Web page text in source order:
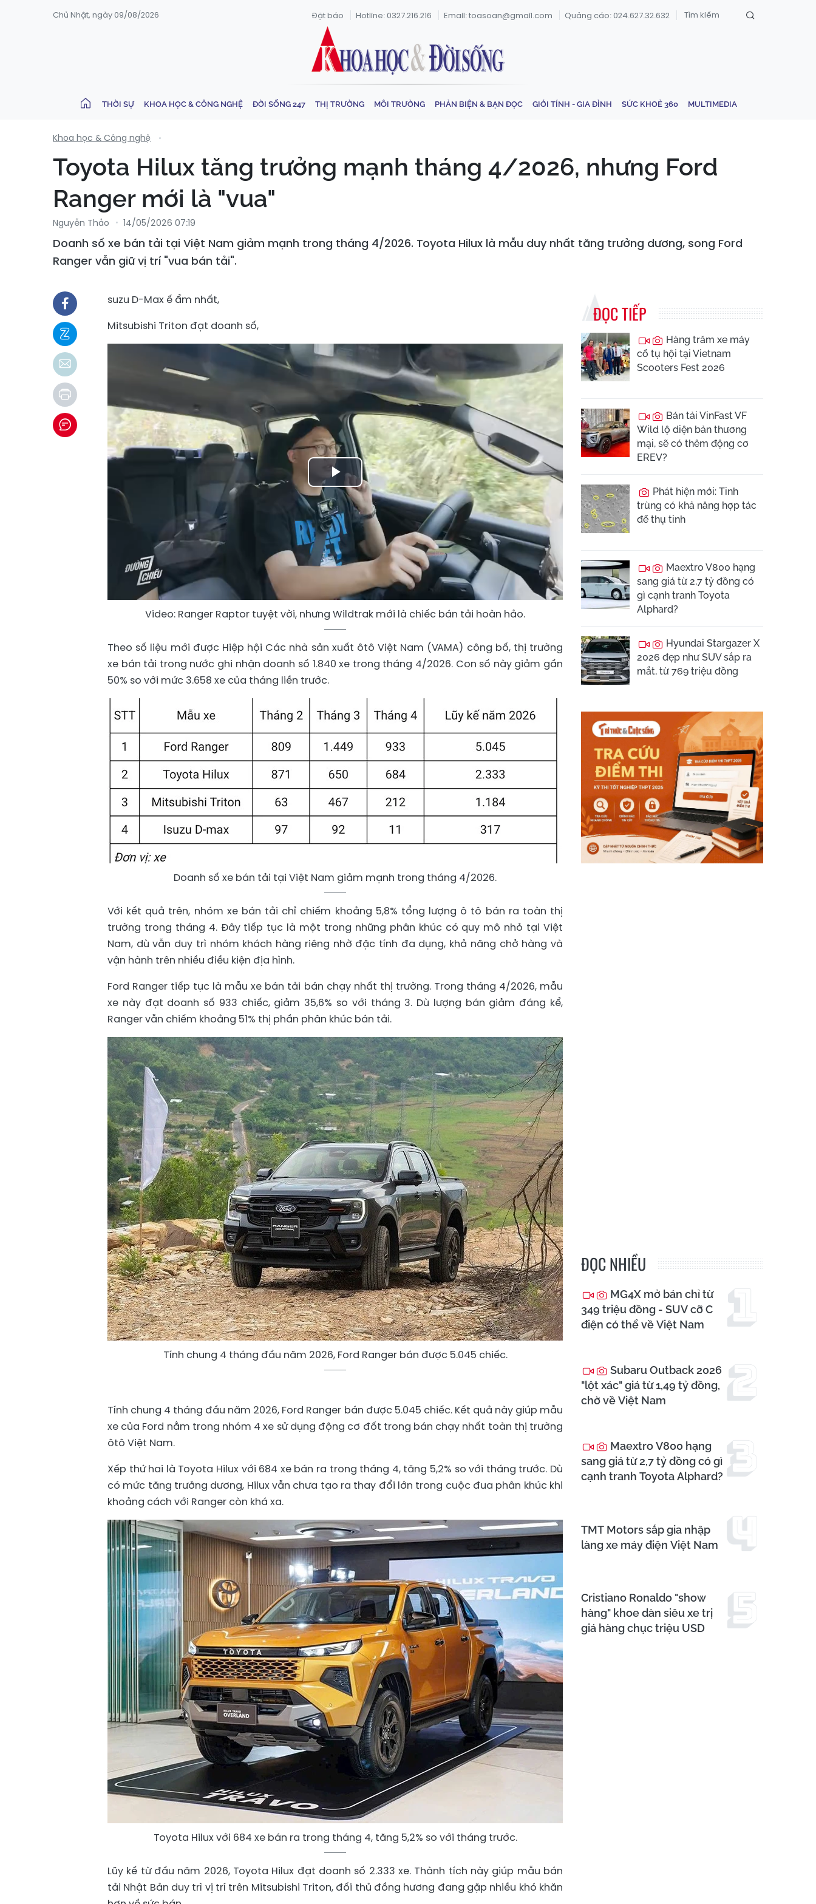
Chủ Nhật, ngày 09/08/2026 Đặt báo Hotline: 0327.216.216 Email: toasoan@gmail.com Quảng cáo: 024.627.32.632
THỜI SỰ KHOA HỌC & CÔNG NGHỆ ĐỜI SỐNG 247 THỊ TRƯỜNG MÔI TRƯỜNG PHẢN BIỆN & BẠN ĐỌC GIỚI TÍNH - GIA ĐÌNH SỨC KHOẺ 360 MULTIMEDIA
Khoa học & Công nghệ
Toyota Hilux tăng trưởng mạnh tháng 4/2026, nhưng Ford
Ranger mới là "vua"
Nguyễn Thảo 14/05/2026 07:19
Doanh số xe bán tải tại Việt Nam giảm mạnh trong tháng 4/2026. Toyota Hilux là mẫu duy nhất tăng trưởng dương, song Ford
Ranger vẫn giữ vị trí "vua bán tải".
suzu D-Max ế ẩm nhất,
Mitsubishi Triton đạt doanh số,
Play
Video
Video: Ranger Raptor tuyệt vời, nhưng Wildtrak mới là chiếc bán tải hoàn hảo.
Theo số liệu mới được Hiệp hội Các nhà sản xuất ôtô Việt Nam (VAMA) công bố, thị trường
xe bán tải trong nước ghi nhận doanh số 1.840 xe trong tháng 4/2026. Con số này giảm gần
50% so với mức 3.658 xe của tháng liền trước.
Doanh số xe bán tải tại Việt Nam giảm mạnh trong tháng 4/2026.
Với kết quả trên, nhóm xe bán tải chỉ chiếm khoảng 5,8% tổng lượng ô tô bán ra toàn thị
trường trong tháng 4. Đây tiếp tục là một trong những phân khúc có quy mô nhỏ tại Việt
Nam, dù vẫn duy trì nhóm khách hàng riêng nhờ đặc tính đa dụng, khả năng chở hàng và
vận hành trên nhiều điều kiện địa hình.
Ford Ranger tiếp tục là mẫu xe bán tải bán chạy nhất thị trường. Trong tháng 4/2026, mẫu
xe này đạt doanh số 933 chiếc, giảm 35,6% so với tháng 3. Dù lượng bán giảm đáng kể,
Ranger vẫn chiếm khoảng 51% thị phần phân khúc bán tải.
Tính chung 4 tháng đầu năm 2026, Ford Ranger bán được 5.045 chiếc.
Tính chung 4 tháng đầu năm 2026, Ford Ranger bán được 5.045 chiếc. Kết quả này giúp mẫu
xe của Ford nằm trong nhóm 4 xe sử dụng động cơ đốt trong bán chạy nhất toàn thị trường
ôtô Việt Nam.
Xếp thứ hai là Toyota Hilux với 684 xe bán ra trong tháng 4, tăng 5,2% so với tháng trước. Dù
có mức tăng trưởng dương, Hilux vẫn chưa tạo ra thay đổi lớn trong cuộc đua phân khúc khi
khoảng cách với Ranger còn khá xa.
Toyota Hilux với 684 xe bán ra trong tháng 4, tăng 5,2% so với tháng trước.
Lũy kế từ đầu năm 2026, Toyota Hilux đạt doanh số 2.333 xe. Thành tích này giúp mẫu bán
tải Nhật Bản duy trì vị trí trên Mitsubishi Triton, đối thủ đồng hương đang gặp nhiều khó khăn
ĐỌC TIẾP
Hàng trăm xe máy
cổ tụ hội tại Vietnam
Scooters Fest 2026
Bán tải VinFast VF
Wild lộ diện bản thương
mại, sẽ có thêm động cơ
EREV?
Phát hiện mới: Tinh
trùng có khả năng hợp tác
để thụ tinh
Maextro V800 hạng
sang giá từ 2,7 tỷ đồng có
gì cạnh tranh Toyota
Alphard?
Hyundai Stargazer X
2026 đẹp như SUV sắp ra
mắt, từ 769 triệu đồng
ĐỌC NHIỀU
MG4X mở bán chỉ từ
349 triệu đồng - SUV cỡ C
điện có thể về Việt Nam
Subaru Outback 2026
"lột xác" giá từ 1,49 tỷ đồng,
chờ về Việt Nam
Maextro V800 hạng
sang giá từ 2,7 tỷ đồng có gì
cạnh tranh Toyota Alphard?
TMT Motors sắp gia nhập
làng xe máy điện Việt Nam
Cristiano Ronaldo "show
hàng" khoe dàn siêu xe trị
giá hàng chục triệu USD